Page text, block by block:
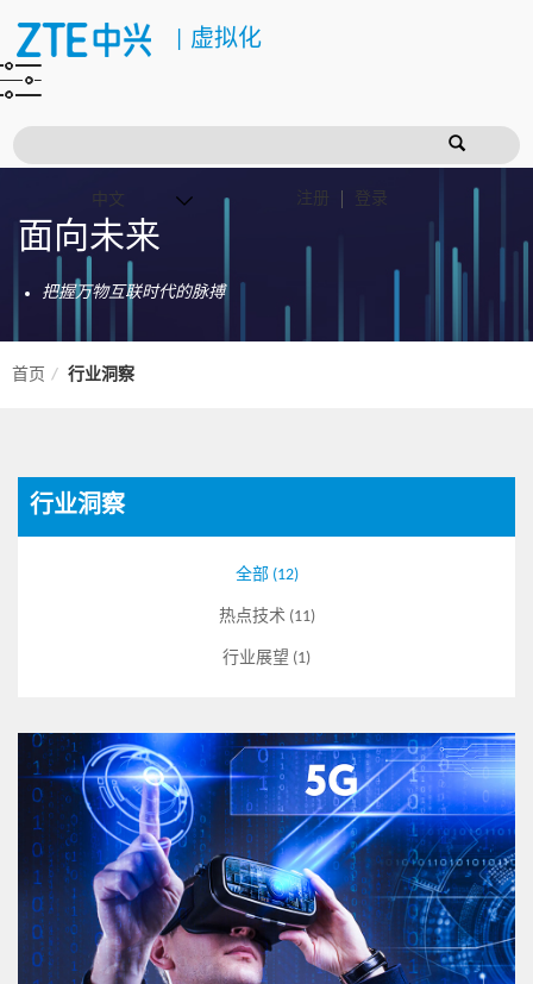
虚拟化
注册 登录
面向未来
把握万物互联时代的脉搏
首页 行业洞察
行业洞察
全部 (12)
热点技术 (11)
行业展望 (1)